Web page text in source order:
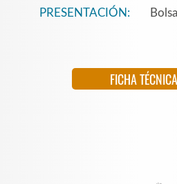
PRESENTACIÓN:
FICHA TÉCNICA